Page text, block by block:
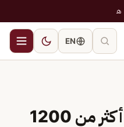
EN
رئيس بلدية السيل: أكثر من 1200